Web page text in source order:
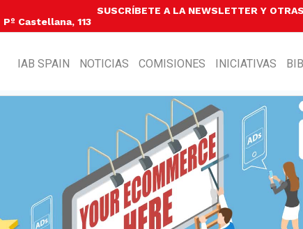
SUSCRÍBETE A LA NEWSLETTER Y
Pº Castellana, 113
IAB SPAIN NOTICIAS COMISIONES INICIATIVAS